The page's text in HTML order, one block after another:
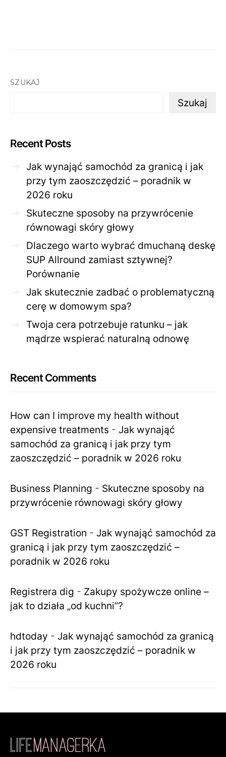
SZUKAJ
Szukaj
Recent Posts
Jak wynająć samochód za granicą i jak
przy tym zaoszczędzić – poradnik w
2026 roku
Skuteczne sposoby na przywrócenie
równowagi skóry głowy
Dlaczego warto wybrać dmuchaną deskę
SUP Allround zamiast sztywnej?
Porównanie
Jak skutecznie zadbać o problematyczną
cerę w domowym spa?
Twoja cera potrzebuje ratunku – jak
mądrze wspierać naturalną odnowę
Recent Comments
How can I improve my health without
expensive treatments - Jak wynająć
samochód za granicą i jak przy tym
zaoszczędzić – poradnik w 2026 roku
Business Planning - Skuteczne sposoby na
przywrócenie równowagi skóry głowy
GST Registration - Jak wynająć samochód za
granicą i jak przy tym zaoszczędzić –
poradnik w 2026 roku
Registrera dig - Zakupy spożywcze online –
jak to działa „od kuchni”?
hdtoday - Jak wynająć samochód za granicą
i jak przy tym zaoszczędzić – poradnik w
2026 roku